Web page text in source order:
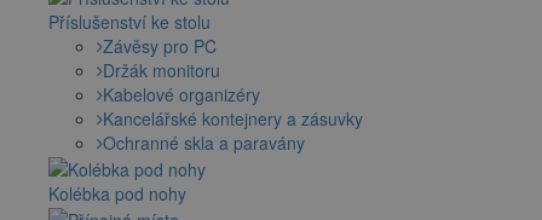
Příslušenství ke stolu
Závěsy pro PC
Držák monitoru
Kabelové organizéry
Kancelářské kontejnery a zásuvky
Ochranné skla a paravány
Kolébka pod nohy